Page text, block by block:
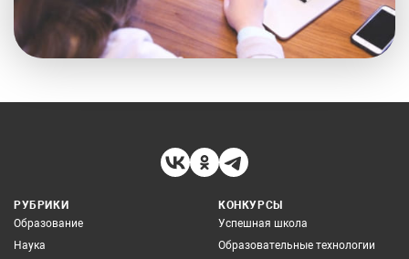
РУБРИКИ
Образование
Наука
КОНКУРСЫ
Успешная школа
Образовательные технологии